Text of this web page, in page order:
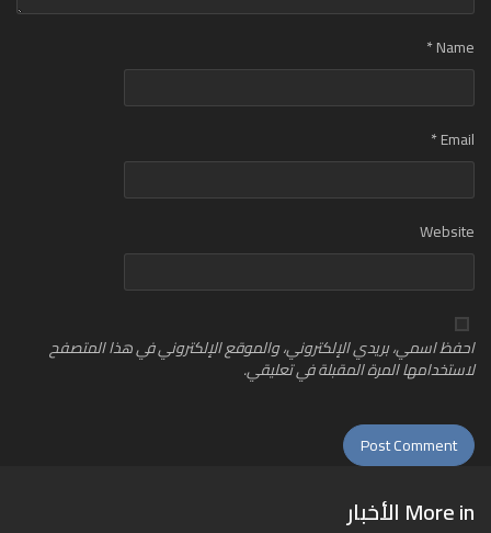
Name
*
Email
*
Website
احفظ اسمي، بريدي الإلكتروني، والموقع الإلكتروني في هذا المتصفح
لاستخدامها المرة المقبلة في تعليقي.
More in الأخبار